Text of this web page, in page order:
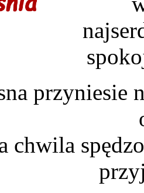
przyniesie
chwila